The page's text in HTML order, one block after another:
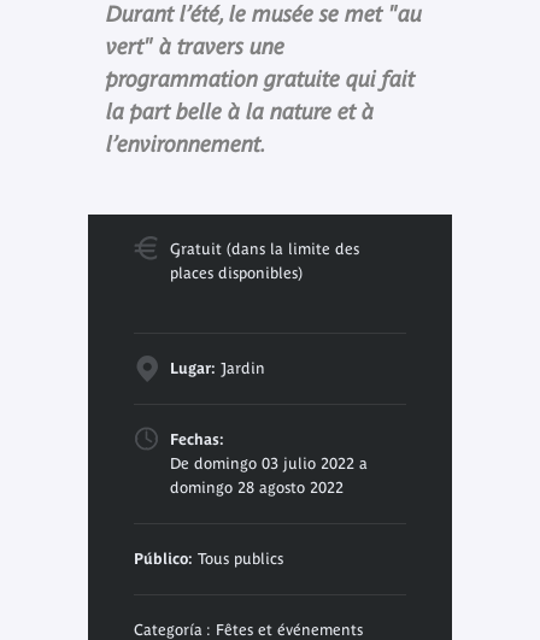
Durant l’été, le musée se met "au
vert" à travers une
programmation gratuite qui fait
la part belle à la nature et à
l’environnement.
Gratuit (dans la limite des
places disponibles)
Lugar: Jardin
Fechas:
De domingo 03 julio 2022 a
domingo 28 agosto 2022
Público: Tous publics
Categoría : Fêtes et événements